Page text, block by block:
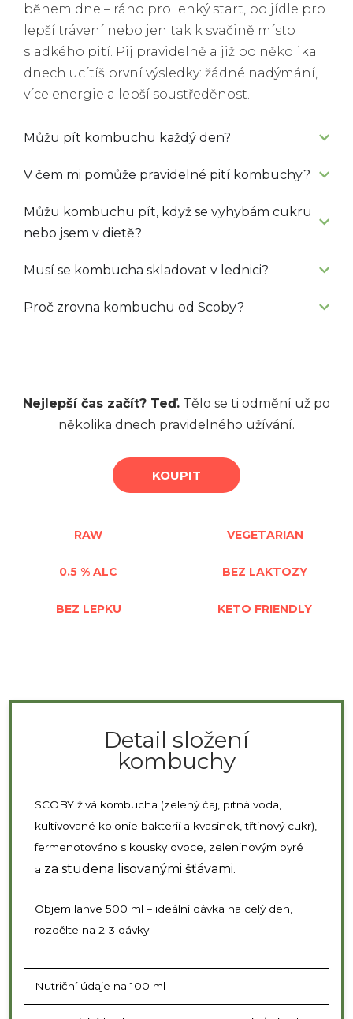
během dne – ráno pro lehký start, po jídle pro
lepší trávení nebo jen tak k svačině místo
sladkého pití. Pij pravidelně a již po několika
dnech ucítíš první výsledky: žádné nadýmání,
více energie a lepší soustředěnost.
Můžu pít kombuchu každý den?
V čem mi pomůže pravidelné pití kombuchy?
Můžu kombuchu pít, když se vyhybám cukru
nebo jsem v dietě?
Musí se kombucha skladovat v lednici?
Proč zrovna kombuchu od Scoby?
Nejlepší čas začít? Teď. Tělo se ti odmění už po
několika dnech pravidelného užívání.
KOUPIT
RAW VEGETARIAN
0.5 % ALC BEZ LAKTOZY
BEZ LEPKU KETO FRIENDLY
Detail složení
kombuchy
SCOBY živá kombucha (zelený čaj, pitná voda,
kultivované kolonie bakterií a kvasinek, třtinový cukr),
fermenotováno s kousky ovoce, zeleninovým pyré
a za studena lisovanými šťávami.
Objem lahve 500 ml – ideální dávka na celý den,
rozdělte na 2-3 dávky
Nutriční údaje na 100 ml